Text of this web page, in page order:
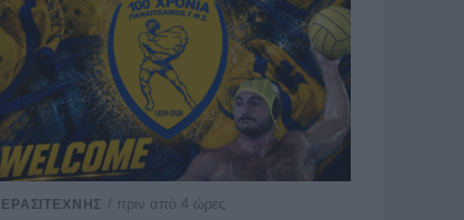
ΕΡΑΣΙΤΕΧΝΗΣ / πριν από 4 ώρες